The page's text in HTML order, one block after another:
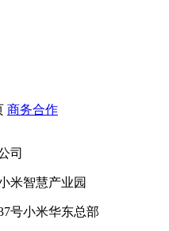
商务合作
司
米智慧产业园
号小米华东总部